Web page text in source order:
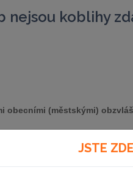
nejsou koblihy
obecními (městskými)
a KDU + (ex)recesistické
privatizaci bytů zaJSTE